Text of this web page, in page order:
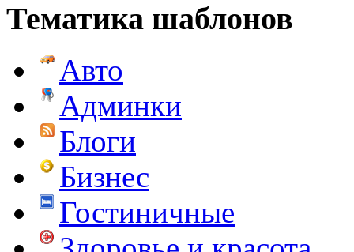
Тематика шаблонов
Авто
Админки
Блоги
Бизнес
Гостиничные